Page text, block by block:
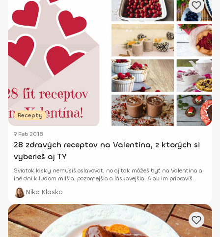
Recepty
9 Feb 2018
28 zdravých receptov na Valentína, z ktorých si
vyberieš aj TY
Sviatok lásky nemusíš oslavovať, no aj tak môžeš byť na Valentína a
iné dni k ľuďom milšia, pozornejšia a láskavejšia. A ak im pripravíš
nejakú zdravú dobrotu, určite ich potešíš.
Nika Klasko